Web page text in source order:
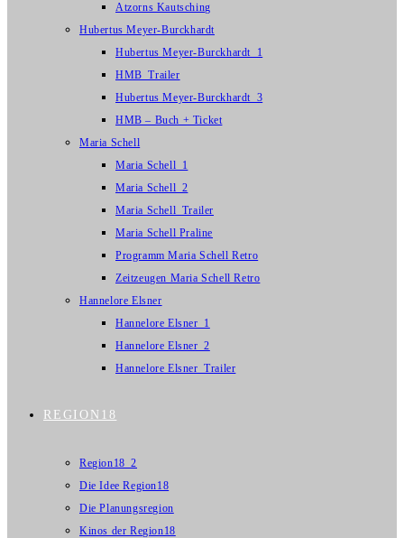
Atzorns Kautsching
Hubertus Meyer-Burckhardt
Hubertus Meyer-Burckhardt_1
HMB_Trailer
Hubertus Meyer-Burckhardt_3
HMB – Buch + Ticket
Maria Schell
Maria Schell_1
Maria Schell_2
Maria Schell_Trailer
Maria Schell Praline
Programm Maria Schell Retro
Zeitzeugen Maria Schell Retro
Hannelore Elsner
Hannelore Elsner_1
Hannelore Elsner_2
Hannelore Elsner_Trailer
REGION18
Region18_2
Die Idee Region18
Die Planungsregion
Kinos der Region18